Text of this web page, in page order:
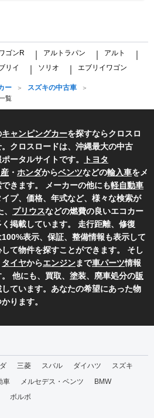
ゴンR アルトラパン アルト
リイ ソリオ エブリイワゴン
ー スズキの中古車
覧
キャンピングカーを探すならクロスロ
クロスロードは、沖縄最大の中古
ータルサイトです。
トヨタ
・ ホンダからベンツなどの輸入車をメ
きます。 メーカーの他にも軽自動車
プ、価格、年式など、様々な検索が
プリウスなどの燃費の良いエコカー
掲載しています。 走行距離、修復
表示、保証、整備情報も表示して
て物件を探すことができます。 そし
タイヤからエンジンまで車パーツ情報
他にも、買取、塗装、廃車処分の販
しています。あなたの希望にあった物
ります。
三菱 スバル ダイハツ
スズキ
車 メルセデス・ベンツ
BMW
ボルボ